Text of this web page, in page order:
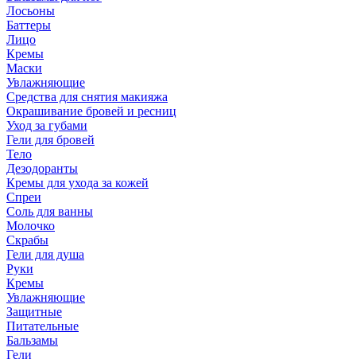
Лосьоны
Баттеры
Лицо
Кремы
Маски
Увлажняющие
Средства для снятия макияжа
Окрашивание бровей и ресниц
Уход за губами
Гели для бровей
Тело
Дезодоранты
Кремы для ухода за кожей
Спреи
Соль для ванны
Молочко
Скрабы
Гели для душа
Руки
Кремы
Увлажняющие
Защитные
Питательные
Бальзамы
Гели